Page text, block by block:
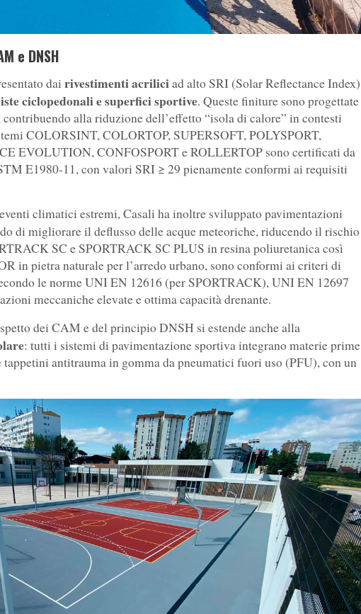
e DNSH
dai rivestimenti acriliciad alto SRI (Solar Reflectance Index)
ciclopedonali e superfici sportive. Queste finiture sono progettate
alla riduzione dell’effetto “isola di calore” in contesti
COLORSINT, COLORTOP, SUPERSOFT, POLYSPORT,
EVOLUTION, CONFOSPORT e ROLLERTOP sono certificati da
E1980-11, con valori SRI ≥ 29 pienamente conformi ai requisiti
climatici estremi, Casali ha inoltre sviluppato pavimentazioni
di migliorare il deflusso delle acque meteoriche, riducendo il rischio
SC e SPORTRACK SC PLUS in resina poliuretanica così
in pietra naturale per l’arredo urbano, sono conformi ai criteri di
le norme UNI EN 12616 (per SPORTRACK), UNI EN 12697
meccaniche elevate e ottima capacità drenante.
dei CAM e del principio DNSH si estende anche alla
: tutti i sistemi di pavimentazione sportiva integrano materie prime
antitrauma in gomma da pneumatici fuori uso (PFU), con un